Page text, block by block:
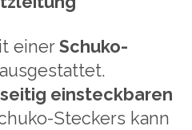
einer Schuko-
ausgestattet.
einsteckbaren
Steckers kann